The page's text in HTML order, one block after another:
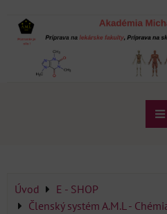
Úvod
E - SHOP
Členský systém A.M.L -